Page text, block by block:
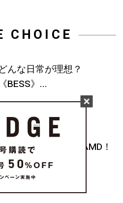
CHOICE
どんな日常が理想？
《BESS》...
Lovely Partner DAMD！
...